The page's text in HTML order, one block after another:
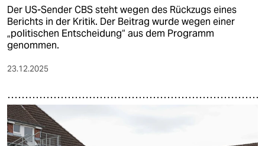
Der US-Sender CBS steht wegen des Rückzugs eines
Berichts in der Kritik. Der Beitrag wurde wegen einer
„politischen Entscheidung“ aus dem Programm
genommen.
23.12.2025